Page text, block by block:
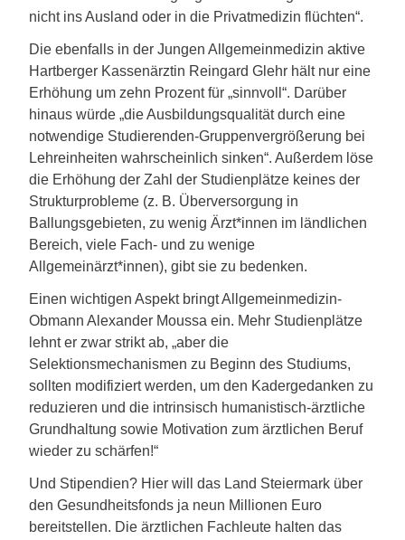
nicht ins Ausland oder in die Privatmedizin flüchten“.
Die ebenfalls in der Jungen Allgemeinmedizin aktive
Hartberger Kassenärztin Reingard Glehr hält nur eine
Erhöhung um zehn Prozent für „sinnvoll“. Darüber
hinaus würde „die Ausbildungsqualität durch eine
notwendige Studierenden-Gruppenvergrößerung bei
Lehreinheiten wahrscheinlich sinken“. Außerdem löse
die Erhöhung der Zahl der Studienplätze keines der
Strukturprobleme (z. B. Überversorgung in
Ballungsgebieten, zu wenig Ärzt*innen im ländlichen
Bereich, viele Fach- und zu wenige
Allgemeinärzt*innen), gibt sie zu bedenken.
Einen wichtigen Aspekt bringt Allgemeinmedizin-
Obmann Alexander Moussa ein. Mehr Studienplätze
lehnt er zwar strikt ab, „aber die
Selektionsmechanismen zu Beginn des Studiums,
sollten modifiziert werden, um den Kadergedanken zu
reduzieren und die intrinsisch humanistisch-ärztliche
Grundhaltung sowie Motivation zum ärztlichen Beruf
wieder zu schärfen!“
Und Stipendien? Hier will das Land Steiermark über
den Gesundheitsfonds ja neun Millionen Euro
bereitstellen. Die ärztlichen Fachleute halten das